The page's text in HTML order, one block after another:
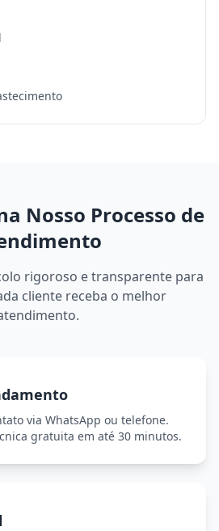
Nosso Processo de
rigoroso e transparente para
cliente receba o melhor
via WhatsApp ou telefone.
gratuita em até 30 minutos.